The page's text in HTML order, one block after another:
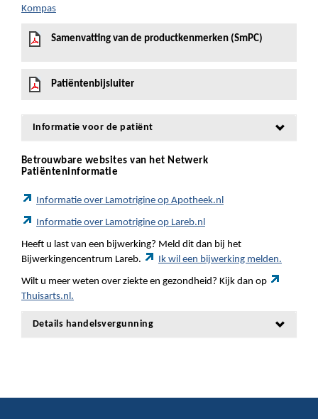
Kompas
Samenvatting van de productkenmerken (SmPC)
Patiëntenbijsluiter
Informatie voor de patiënt
Betrouwbare websites van het Netwerk
Patiënteninformatie
Informatie over Lamotrigine op Apotheek.nl
Informatie over Lamotrigine op Lareb.nl
Heeft u last van een bijwerking? Meld dit dan bij het
Bijwerkingencentrum Lareb.
Ik wil een bijwerking melden.
Wilt u meer weten over ziekte en gezondheid? Kijk dan op
Thuisarts.nl.
Details handelsvergunning